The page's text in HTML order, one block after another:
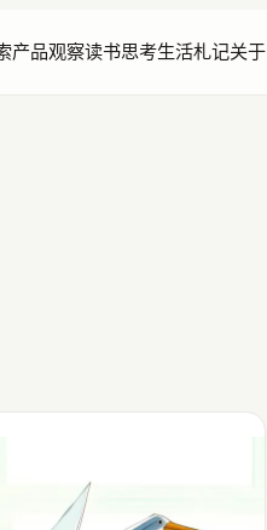
产品观察读书思考生活札记关于